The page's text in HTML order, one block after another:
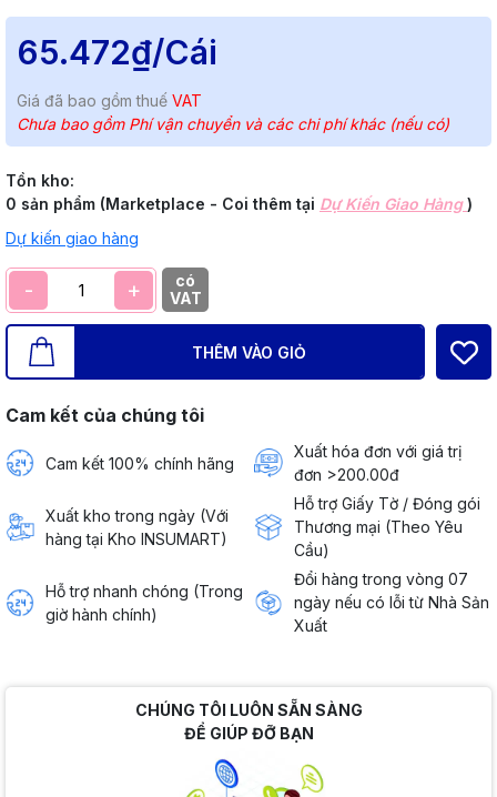
65.472₫/Cái
Giá đã bao gồm thuế VAT
Chưa bao gồm Phí vận chuyển và các chi phí khác (nếu có)
Tồn kho:
0 sản phẩm (Marketplace - Coi thêm tại Dự Kiến Giao Hàng)
Dự kiến giao hàng
- +
có
VAT
THÊM VÀO GIỎ
Cam kết của chúng tôi
Cam kết 100% chính hãng
Xuất hóa đơn với giá trị
đơn >200.00đ
Xuất kho trong ngày (Với
hàng tại Kho INSUMART)
Hỗ trợ Giấy Tờ / Đóng gói
Thương mại (Theo Yêu
Cầu)
Hỗ trợ nhanh chóng (Trong
giờ hành chính)
Đổi hàng trong vòng 07
ngày nếu có lỗi từ Nhà Sản
Xuất
CHÚNG TÔI LUÔN SẴN SÀNG
ĐỂ GIÚP ĐỠ BẠN